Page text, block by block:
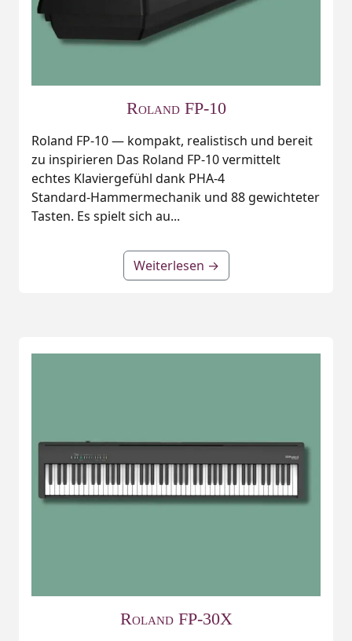
Roland FP-10
Roland FP-10 — kompakt, realistisch und bereit
zu inspirieren Das Roland FP-10 vermittelt
echtes Klaviergefühl dank PHA‑4
Standard‑Hammermechanik und 88 gewichteter
Tasten. Es spielt sich au...
Weiterlesen →
Roland FP-30X